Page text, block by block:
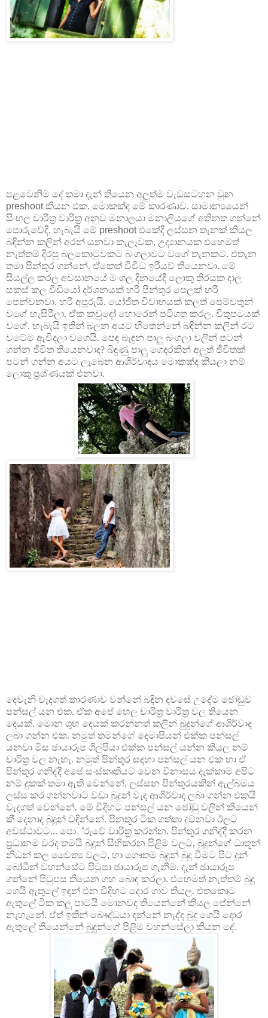
පළවෙනිම දේ තමා දැන් තියෙන අලුත්ම වැඩසටහන වුන
preshootකියන එක. මොකක්ද මේ කාරණාව. සාමාන්‍යයෙන්
සිංහල චාරිත්‍ර වාරිත්‍ර අනුව මනාලයා මනාලියගේ අතිනත ගන්නේ
පොරුවේදී. හැබැයි මේ preshootඑකේදී ලස්සන තැනක් කියල
බඳින්න කලින් අරන් යනවා කැලෑවක, උද්‍යානයක එහෙමත්
නැත්තම් දිරපු බලකොටුවකට බංගලාවට වගේ තැනකට. එතැන
තමා පින්තූර ගන්නේ. ඒකෙත් විවිධ ඉරියව් තියෙනවා. මේ
සියල්ල කරල අවසාන‍යේ මංගල දිනයේදී ලොකු තිරයක දාල
සකස් කල වීඩියෝ දර්ශනයක් හරි පින්තූර පෙලක් හරි
පෙන්වනවා. හරි අපූරුයි. යෝජිත විවාහයක් කලත් පෙම්වතුන්
වගේ හැසිරිලා. ඒක කවු‍දෝ හොරෙන් පටිගත කරල. චිතුපටයක්
වගේ. හැබැයි ඉතින් බලන අයට හිතෙන්නේ බඳින්න කලින් රට
වටේම ඇවිදලා වගෙයි. පෙඳ බැඳුන පාලු බංගලා වලින් පටන්
ගන්න ජීවිත තියෙනවාද? බිඳුණු පාලු ගෙදරකින් අලුත් ජීවිතක්
පටන් ගන්න අයට ලැබෙන ආශිර්වාදය මොකක්ද කියලා නම්
ලොකු ප්‍රශ්ණයක් එනවා.
දෙවැනි වැදගත් කාරණාව වන්නේ බඳින දවසේ උදේම ජෝඩුව
පන්සල් යන එක. ඒක අපේ හෙල චාරිත්‍ර වාරිත්‍ර වල තියෙන
දෙයක්. මොන ශුභ දෙයක් කරන්නත් කලින් බුදුන‍්ගේ ආශිර්වාද
ලබා ගන්න එක. නමුත් තමන්ගේ දෙමාපියන් එක්ක පන්සල්
යනවා මිස ඡායාරූප ශිල්පියා එක්ක පන්සල් යන්න කියල නම්
චාරිත්‍ර වල නැහැ. නමුත් පින්තූර සඳහා පන්සල් යන එක හා ඒ
පින්තූර ගනිද්දී අපේ සංස්කෘතියට වෙන විනාසය දැක්කාම අපිට
නම් දුකක් තමා ඇති වෙන්නේ. ලස්සන පින්තූරයකින් ඇල්බමය
ලස්ස කර ගන්නවාට වඩා බුදුන් වැඳ ආශිර්වාද ලබා ගන්න එකයි
වැදගත් වෙන්නේ. මේ විදිහට පන්සල් යන ජෝඩු වලින් කීයෙන්
කී දෙනාද බුදුන් වඳින්නේ. පිනතූර ටික ගත්තා දුවනවා ඊලට
අවස්ථාවට... පො‍්රුවේ චාරිත්‍ර කරන්න. පින්තූර ගනිද්දී කරන
ප්‍රධානම වරද තමයි බුදුන් සිහිකරන පිළිම වලට, බුදුන්ගේ ධාතූන්
නිධන් කල චෛත්‍ය වලට, හා ගෞතම බුදුන් බුදු වීමට පිට දුන්
බෝධීන් වහන්සේට පිටුපා ඡායාරූප ගැනීම. දැන් ඡායාරූප
ගන්නේ පිටුපස තියෙන ගහ බොඳ කරලා. එහෙමත් නැත්තම් බුදු
ගෙයි ඇතුලේ ඉඳන් එන විදිහට දොර ගාව තියල. එතකොට
ඇතුලේ ටික කලු පාටයි මොනවද තියෙන්නේ කියල පේන්නේ
නැහැනේ. ඒත් ඉතින් බෞද්ධයා දන්නේ නැද්ද බුදු ගෙයි දොර
ඇතුලේ තියෙන්නේ බුදුන්ගේ පිළිම වහන්සේලා කියන දේ.